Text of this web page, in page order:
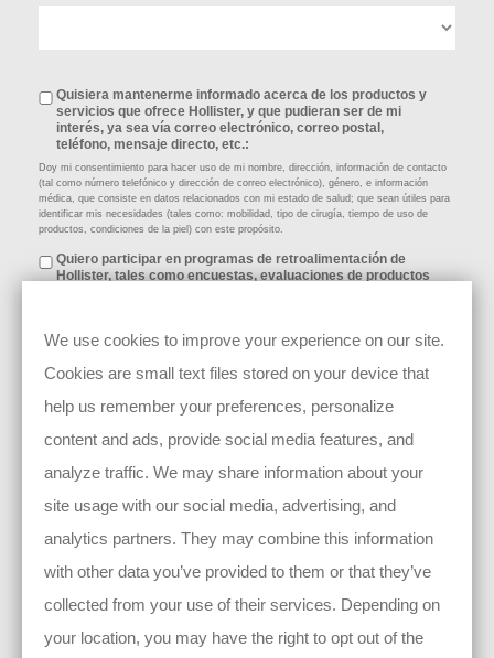
We use cookies to improve your experience on our site.
Cookies are small text files stored on your device that
help us remember your preferences, personalize
content and ads, provide social media features, and
analyze traffic. We may share information about your
site usage with our social media, advertising, and
analytics partners. They may combine this information
with other data you’ve provided to them or that they’ve
collected from your use of their services. Depending on
your location, you may have the right to opt out of the
Quisiera mantenerme informado acerca de los productos y
servicios que ofrece Hollister, y que pudieran ser de mi
interés, ya sea vía correo electrónico, correo postal,
teléfono, mensaje directo, etc.:
Doy mi consentimiento para hacer uso de mi nombre, dirección, información de contacto
(tal como número telefónico y dirección de correo electrónico), género, e información
médica, que consiste en datos relacionados con mi estado de salud; que sean útiles para
identificar mis necesidades (tales como: mobilidad, tipo de cirugía, tiempo de uso de
productos, condiciones de la piel) con este propósito.
Quiero participar en programas de retroalimentación de
Hollister, tales como encuestas, evaluaciones de productos
médica, que consiste en datos relacionados con mi estado de salud; que sean útiles para
productos, condiciones de la piel) con este propósito.
Al dar click en Autorizo, declaro mi consentimiento para que Hollister
Incoporated, así como sus compañías filiales
, puedan colectar,
de mi historia y/o hacer uso de mi historia y/o imágen en futuros materiales.
Tienes el derecho de retirar tu consentimiento en cualquier momento, envíanos
un mensaje ahollister.mexico@hollister.com o dando click en Actualizar
consentimiento solamente tiene efectos a futuro, es decir, no tiene efectos sobre
los datos y autorizaciones ya procesadas y utilizadas previo al retiro de tu
Para más información, por favor consulta nuestro Aviso de Privacidad